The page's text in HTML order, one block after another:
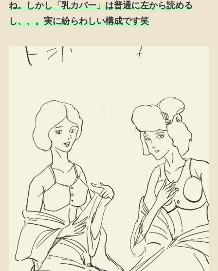
ね。しかし「乳カバー」は普通に左から読める
し、、。実に紛らわしい構成です笑